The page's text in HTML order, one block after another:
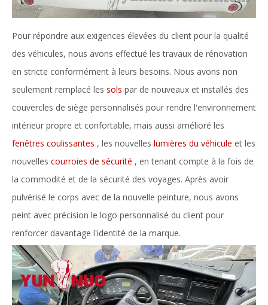
Pour répondre aux exigences élevées du client pour la qualité
des véhicules, nous avons effectué les travaux de rénovation
en stricte conformément à leurs besoins. Nous avons non
seulement remplacé les sols par de nouveaux et installés des
couvercles de siège personnalisés pour rendre l'environnement
intérieur propre et confortable, mais aussi amélioré les
fenêtres coulissantes , les nouvelles lumières du véhicule et les
nouvelles courroies de sécurité , en tenant compte à la fois de
la commodité et de la sécurité des voyages. Après avoir
pulvérisé le corps avec de la nouvelle peinture, nous avons
peint avec précision le logo personnalisé du client pour
renforcer davantage l'identité de la marque.